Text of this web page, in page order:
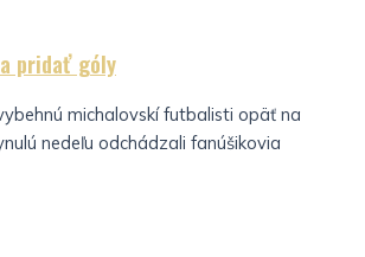
pridať góly
michalovskí futbalisti opäť na
nedeľu odchádzali fanúšikovia